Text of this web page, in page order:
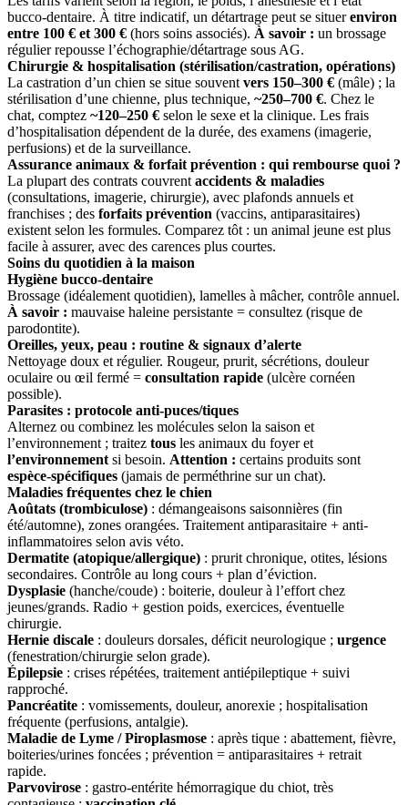
bucco-dentaire. À titre indicatif, un détartrage peut se situerenviron
entre 100 € et 300 € (hors soins associés). À savoir : un brossage
régulier repousse l’échographie/détartrage sous AG.
Chirurgie & hospitalisation (stérilisation/castration, opérations)
La castration d’un chien se situe souvent vers 150–300 € (mâle) ; la
stérilisation d’une chienne, plus technique, ~250–700 €. Chez le
chat, comptez ~120–250 € selon le sexe et la clinique. Les frais
d’hospitalisation dépendent de la durée, des examens (imagerie,
perfusions) et de la surveillance.
Assurance animaux & forfait prévention : qui rembourse quoi ?
La plupart des contrats couvrent accidents & maladies
(consultations, imagerie, chirurgie), avec plafonds annuels et
franchises ; des forfaits prévention (vaccins, antiparasitaires)
existent selon les formules. Comparez tôt : un animal jeune est plus
facile à assurer, avec des carences plus courtes.
Soins du quotidien à la maison
Hygiène bucco-dentaire
Brossage (idéalement quotidien), lamelles à mâcher, contrôle annuel.
À savoir : mauvaise haleine persistante = consultez (risque de
parodontite).
Oreilles, yeux, peau : routine & signaux d’alerte
Nettoyage doux et régulier. Rougeur, prurit, sécrétions, douleur
oculaire ou œil fermé = consultation rapide (ulcère cornéen
possible).
Parasites : protocole anti-puces/tiques
Alternez ou combinez les molécules selon la saison et
l’environnement ; traitez tous les animaux du foyer et
l’environnement si besoin. Attention : certains produits sont
espèce-spécifiques (jamais de perméthrine sur un chat).
Maladies fréquentes chez le chien
Aoûtats (trombiculose) : démangeaisons saisonnières (fin
été/automne), zones orangées. Traitement antiparasitaire + anti-
inflammatoires selon avis véto.
Dermatite (atopique/allergique) : prurit chronique, otites, lésions
secondaires. Contrôle au long cours + plan d’éviction.
Dysplasie (hanche/coude) : boiterie, douleur à l’effort chez
jeunes/grands. Radio + gestion poids, exercices, éventuelle
chirurgie.
Hernie discale : douleurs dorsales, déficit neurologique ; urgence
(fenestration/chirurgie selon grade).
Épilepsie : crises répétées, traitement antiépileptique + suivi
rapproché.
Pancréatite : vomissements, douleur, anorexie ; hospitalisation
fréquente (perfusions, antalgie).
Maladie de Lyme / Piroplasmose : après tique : abattement, fièvre,
boiteries/urines foncées ; prévention = antiparasitaires + retrait
rapide.
Parvovirose : gastro-entérite hémorragique du chiot, très